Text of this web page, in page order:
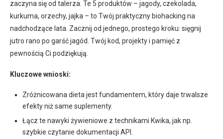
zaczyna się od talerza. Te 5 produktów – jagody, czekolada,
kurkuma, orzechy, jajka – to Twój praktyczny biohacking na
nadchodzące lata. Zacznij od jednego, prostego kroku: sięgnij
jutro rano po garść jagód. Twój kod, projekty i pamięć z
pewnością Ci podziękują.
Kluczowe wnioski:
Zróżnicowana dieta jest fundamentem, który daje trwalsze
efekty niż same suplementy.
Łącz te nawyki żywieniowe z technikami Kwika, jak np.
szybkie czytanie dokumentacji API.